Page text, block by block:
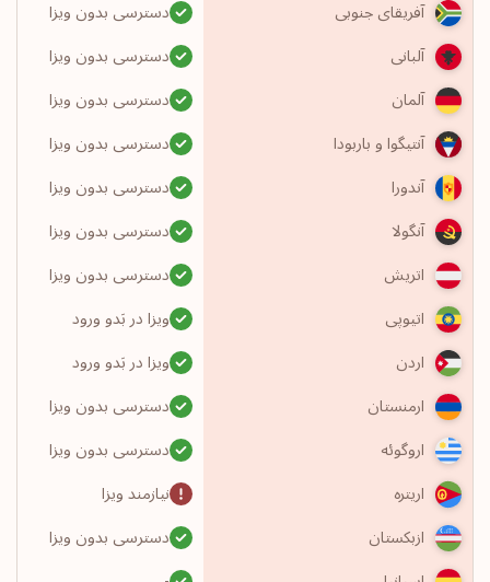
آفریقای جنوبی
دسترسی بدون ویزا
آلبانی
دسترسی بدون ویزا
آلمان
دسترسی بدون ویزا
آنتیگوا و باربودا
دسترسی بدون ویزا
آندورا
دسترسی بدون ویزا
آنگولا
دسترسی بدون ویزا
اتریش
دسترسی بدون ویزا
اتیوپی
ویزا در بَدو ورود
اردن
ویزا در بَدو ورود
ارمنستان
دسترسی بدون ویزا
اروگوئه
دسترسی بدون ویزا
اریتره
نیازمند ویزا
ازبکستان
دسترسی بدون ویزا